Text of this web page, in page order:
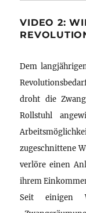
VIDEO 2:
Dem
droht die
Rollstuhl
zugeschnittene
verlöre einen
ihrem
Seit einigen